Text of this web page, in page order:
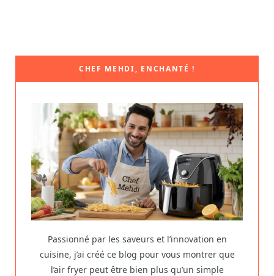
CHEF MEHDI, ENCHANTÉ !
Passionné par les saveurs et l’innovation en
cuisine, j’ai créé ce blog pour vous montrer que
l’air fryer peut être bien plus qu’un simple